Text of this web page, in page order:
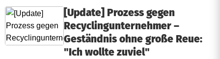
[Update] Prozess gegen
Recyclingunternehmer –
Geständnis ohne große Reue:
"Ich wollte zuviel"